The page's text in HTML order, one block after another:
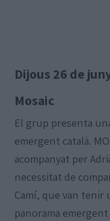
Dijous 26 de
Mosaic
El grup presenta
emergent català.
acompanyat per
necessitat de
Camí, que van tenir
panorama emergent